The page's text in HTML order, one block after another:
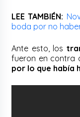
LEE TAMBIÉN:
boda por no
Ante esto, los
fueron en contra
por lo que había